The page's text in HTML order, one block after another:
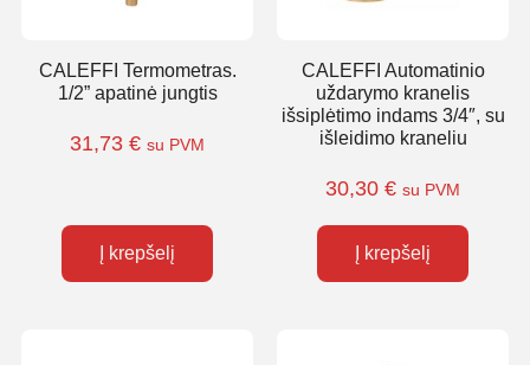
CALEFFI Termometras.
1/2” apatinė jungtis
31,73 € su PVM
Į krepšelį
CALEFFI Automatinio
uždarymo kranelis
išsiplėtimo indams 3/4″, su
išleidimo kraneliu
30,30 € su PVM
Į krepšelį